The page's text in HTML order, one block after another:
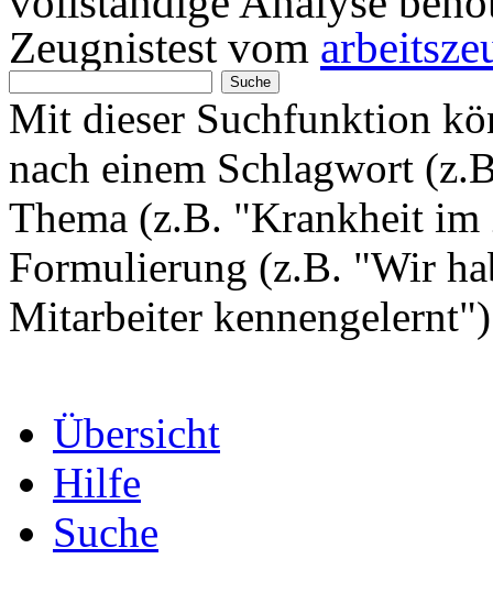
Zeugnistest vom
Mit dieser Suchfunktion
nach einem Schlagwort
Thema (z.B. "Krankheit im
Formulierung (z.B. "Wir
Mitarbeiter
Übersicht
Hilfe
Suche